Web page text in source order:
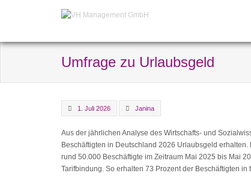
Umfrage zu Urlaubsgeld
1. Juli 2026 Janina
Aus der jährlichen Analyse des Wirtschafts- und
Beschäftigten in Deutschland 2026 Urlaubsgeld
rund 50.000 Beschäftigte im Zeitraum Mai 2025 bis Mai
Tarifbindung. So erhalten 73 Prozent der Beschäftigten